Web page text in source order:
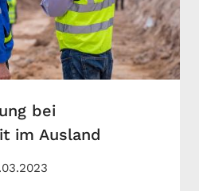
bei
im Ausland